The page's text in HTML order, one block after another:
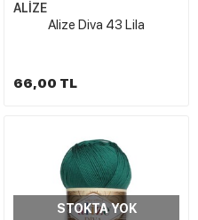
ALİZE
Alize Diva 43 Lila
66,00 TL
STOKTA YOK